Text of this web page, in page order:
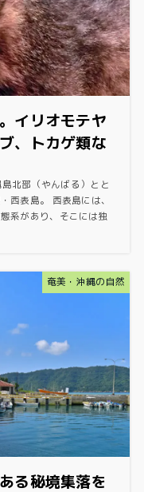
イリオモテヤ
、トカゲ類な
北部（やんばる）とと
西表島。 西表島には、
系があり、そこには独
奄美・沖縄の自然
る秘境集落を